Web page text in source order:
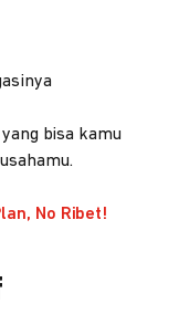
bisa kamu
No Ribet!